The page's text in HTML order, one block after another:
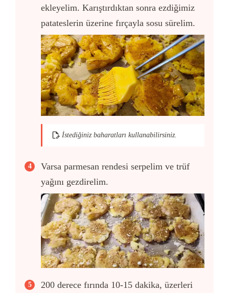
ekleyelim. Karıştırdıktan sonra ezdiğimiz
patateslerin üzerine fırçayla sosu sürelim.
İstediğiniz baharatları kullanabilirsiniz.
Varsa parmesan rendesi serpelim ve trüf
yağını gezdirelim.
200 derece fırında 10-15 dakika, üzerleri